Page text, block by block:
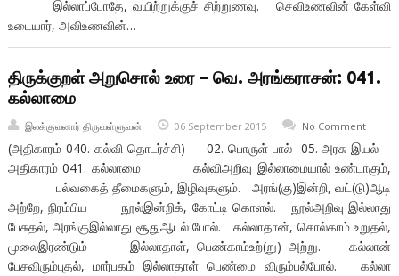
இல்லாப்போதே, வயிற்றுக்குச் சிற்றுணவு. செவிஉணவின் கேள்வி
உடையார், அவிஉணவின்…
திருக்குறள் அறுசொல் உரை – வெ. அரங்கராசன்: 041.
கல்லாமை
இலக்குவனார் திருவள்ளுவன் 06 September 2015 No Comment
(அதிகாரம் 040. கல்வி தொடர்ச்சி) 02. பொருள் பால் 05. அரசு இயல்
அதிகாரம் 041. கல்லாமை கல்விஅறிவு இல்லாமையால் உண்டாகும்,
பல்வகைத் தீமைகளும், இழிவுகளும். அரங்(கு)இன்றி, வட்(டு)ஆடி
அற்றே, நிரம்பிய நூல்இன்றிக், கோட்டி கொளல். நூல்அறிவு இல்லாது
பேசுதல், அரங்குஇல்லாது சூதுஆடல் போல். கல்லாதான், சொல்காம் உறுதல்,
முலைஇரண்டும் இல்லாதாள், பெண்காம்உற்(று) அற்று. கல்லான்
பேசவிரும்புதல், மார்பகம் இல்லாதாள் பெண்மை விரும்பல்போல். கல்லா